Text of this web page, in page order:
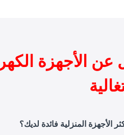
الأجهزة
الأجهزة المنزلية فائدة لديك؟